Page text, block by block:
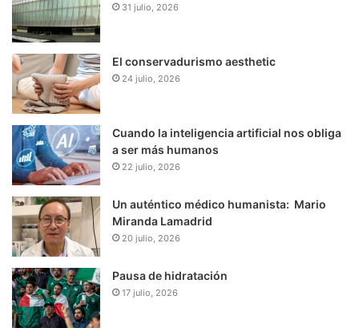
31 julio, 2026
El conservadurismo aesthetic
24 julio, 2026
Cuando la inteligencia artificial nos obliga
a ser más humanos
22 julio, 2026
Un auténtico médico humanista: Mario
Miranda Lamadrid
20 julio, 2026
Pausa de hidratación
17 julio, 2026